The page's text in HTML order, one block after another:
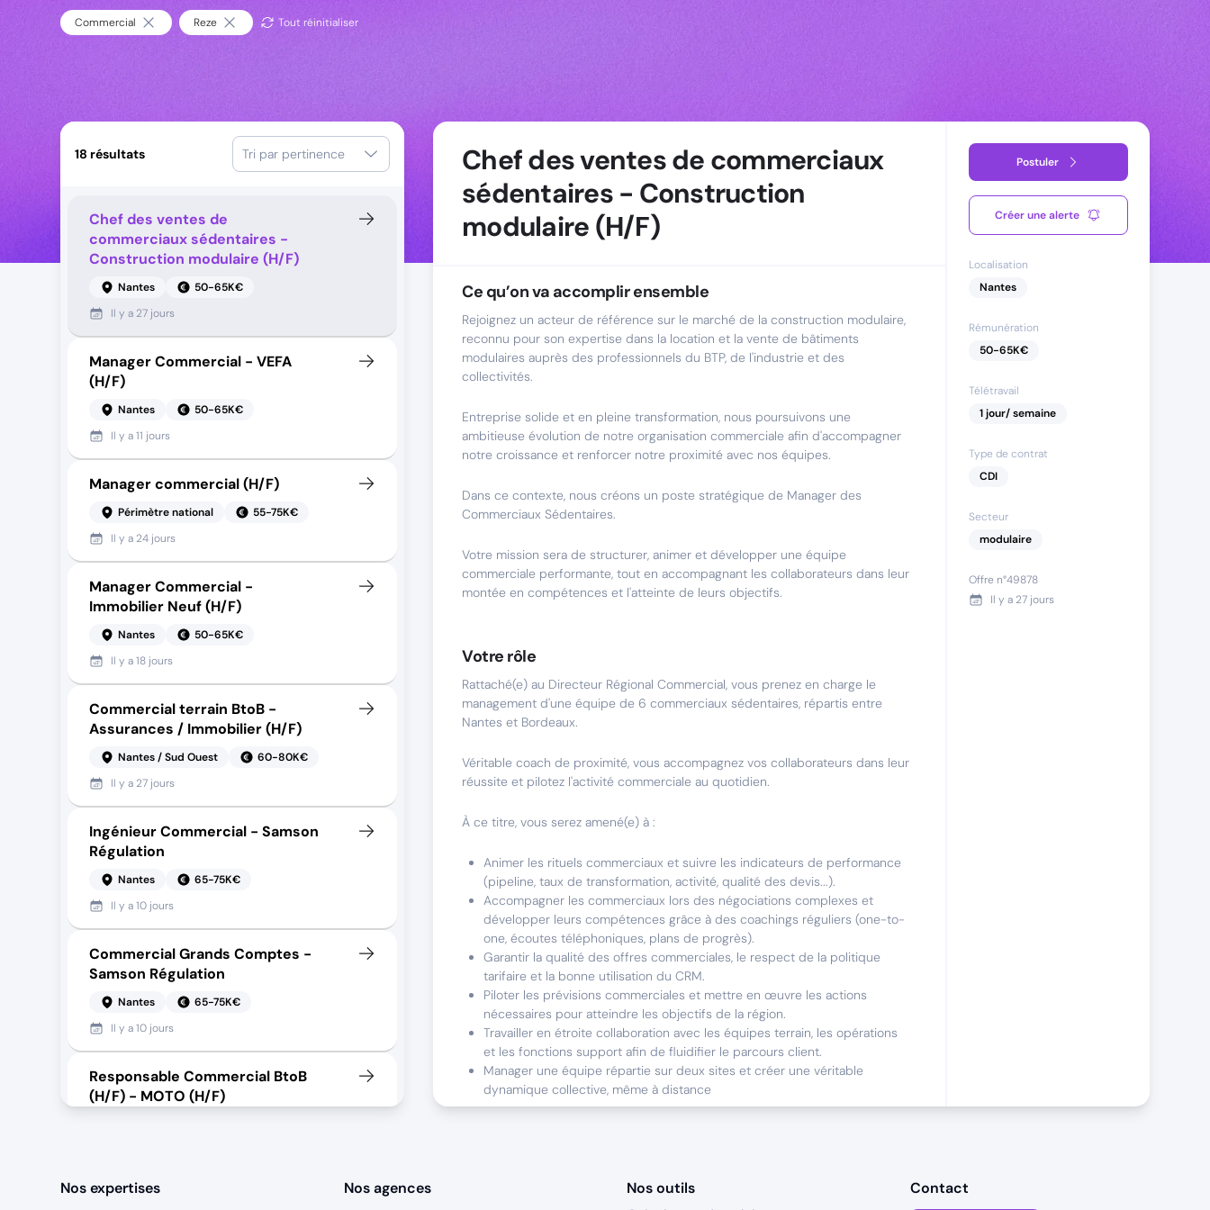
Commercial Reze Tout réinitialiser
18 résultats Tri par pertinence
Chef des ventes de
commerciaux sédentaires -
Construction modulaire (H/F)
Nantes
50-65K€
Il y a 27 jours
Manager Commercial - VEFA
(H/F)
Nantes
50-65K€
Il y a11 jours
Manager commercial (H/F)
Périmètre national
55-75K€
Il y a 24 jours
Manager Commercial -
Immobilier Neuf (H/F)
Nantes
50-65K€
Il y a18 jours
Commercial terrain BtoB -
Assurances / Immobilier (H/F)
Nantes / Sud Ouest
60-80K€
Il y a 27 jours
Ingénieur Commercial - Samson
Régulation
Nantes
65-75K€
Il y a10 jours
Commercial Grands Comptes -
Samson Régulation
Nantes
65-75K€
Il y a10 jours
Responsable Commercial BtoB
(H/F) - MOTO (H/F)
Chef des ventes de commerciaux
sédentaires - Construction
modulaire (H/F)
Ce qu’on va accomplir ensemble
Rejoignez un acteur de référence sur le marché de la construction modulaire,
reconnu pour son expertise dans la location et la vente de bâtiments
modulaires auprès des professionnels du BTP, de l'industrie et des
collectivités.
Entreprise solide et en pleine transformation, nous poursuivons une
ambitieuse évolution de notre organisation commerciale afin d'accompagner
notre croissance et renforcer notre proximité avec nos équipes.
Dans ce contexte, nous créons un poste stratégique de Manager des
Commerciaux Sédentaires.
Votre mission sera de structurer, animer et développer une équipe
commerciale performante, tout en accompagnant les collaborateurs dans leur
montée en compétences et l'atteinte de leurs objectifs.
Votre rôle
Rattaché(e) au Directeur Régional Commercial, vous prenez en charge le
management d'une équipe de 6 commerciaux sédentaires, répartis entre
Nantes et Bordeaux.
Véritable coach de proximité, vous accompagnez vos collaborateurs dans leur
réussite et pilotez l'activité commerciale au quotidien.
À ce titre, vous serez amené(e) à :
Animer les rituels commerciaux et suivre les indicateurs de performance
(pipeline, taux de transformation, activité, qualité des devis...).
Accompagner les commerciaux lors des négociations complexes et
développer leurs compétences grâce à des coachings réguliers (one-to-
one, écoutes téléphoniques, plans de progrès).
Garantir la qualité des offres commerciales, le respect de la politique
tarifaire et la bonne utilisation du CRM.
Piloter les prévisions commerciales et mettre en œuvre les actions
nécessaires pour atteindre les objectifs de la région.
Travailler en étroite collaboration avec les équipes terrain, les opérations
et les fonctions support afin de fluidifier le parcours client.
Manager une équipe répartie sur deux sites et créer une véritable
dynamique collective, même à distance
Vous êtes avant tout un manager commercial reconnu, capable de fédérer une
Postuler
Créer une alerte
Localisation
Nantes
Rémunération
50-65K€
Télétravail
1 jour/ semaine
Type de contrat
CDI
Secteur
modulaire
Offre n°49878
Il y a 27 jours
Nos expertises
Nos agences
Nos outils
Contact